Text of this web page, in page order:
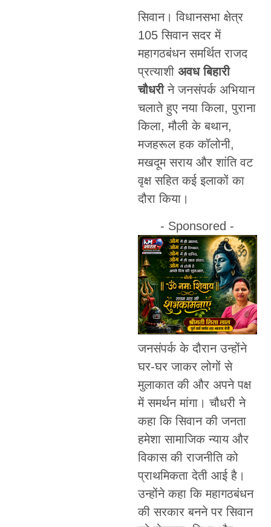
सिवान। विधानसभा क्षेत्र
105 सिवान सदर में
महागठबंधन समर्थित राजद
प्रत्याशी अवध बिहारी
चौधरीने जनसंपर्क अभियान
चलाते हुए नया किला, पुराना
किला, मौली के बथान,
मजहरूल हक कॉलोनी,
मखदूम सराय और शांति वट
वृक्ष सहित कई इलाकों का
दौरा किया।
- Sponsored -
जनसंपर्क के दौरान उन्होंने
घर-घर जाकर लोगों से
मुलाकात की और अपने पक्ष
में समर्थन मांगा। चौधरी ने
कहा कि सिवान की जनता
हमेशा सामाजिक न्याय और
विकास की राजनीति को
प्राथमिकता देती आई है।
उन्होंने कहा कि महागठबंधन
की सरकार बनने पर सिवान